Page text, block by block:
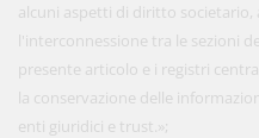
alcuni aspetti di diritto societario,
l'interconnessione tra le sezioni
presente articolo e i registri
la conservazione delle
enti giuridici e trust.»;